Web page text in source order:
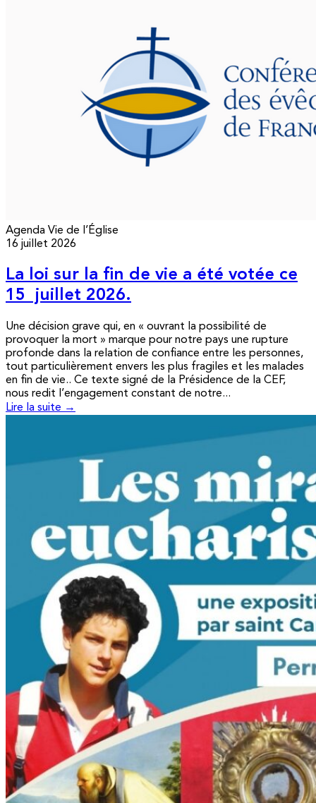
Agenda Vie de l’Église
16 juillet 2026
La loi sur la fin de vie a été votée ce
15 juillet 2026.
Une décision grave qui, en « ouvrant la possibilité de
provoquer la mort » marque pour notre pays une rupture
profonde dans la relation de confiance entre les personnes,
tout particulièrement envers les plus fragiles et les malades
en fin de vie.. Ce texte signé de la Présidence de la CEF,
nous redit l’engagement constant de notre...
Lire la suite →